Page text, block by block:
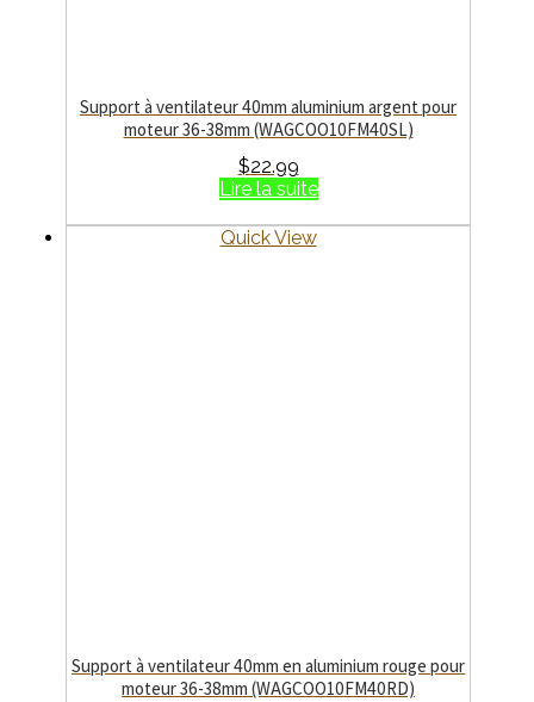
Support à ventilateur 40mm aluminium argent pour
moteur 36-38mm (WAGCOO10FM40SL)
$22.99
Lire la suite
Quick View
Support à ventilateur 40mm en aluminium rouge pour
moteur 36-38mm (WAGCOO10FM40RD)